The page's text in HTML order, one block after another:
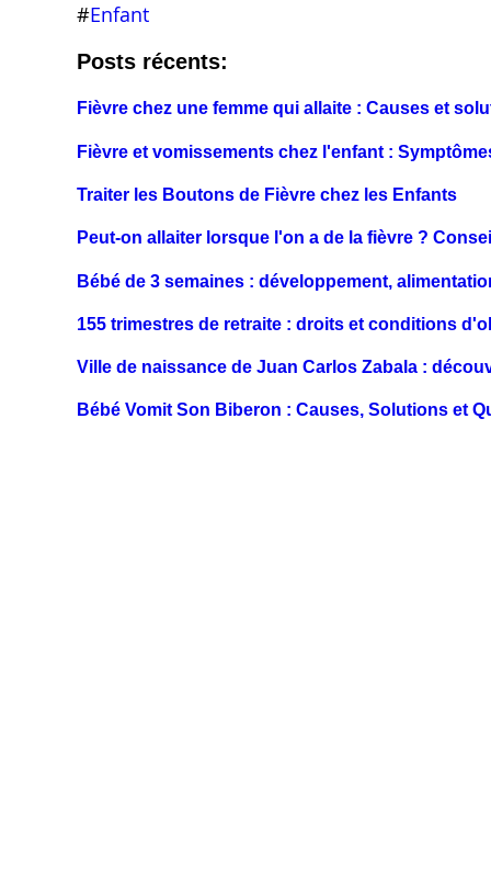
#Enfant
Posts récents:
Fièvre chez une femme qui allaite : Causes et
Fièvre et vomissements chez l'enfant :
Traiter les Boutons de Fièvre chez les Enfants
Peut-on allaiter lorsque l'on a de la fièvre ?
Bébé de 3 semaines : développement,
155 trimestres de retraite : droits et conditions
Ville de naissance de Juan Carlos Zabala :
Bébé Vomit Son Biberon : Causes, Solutions et